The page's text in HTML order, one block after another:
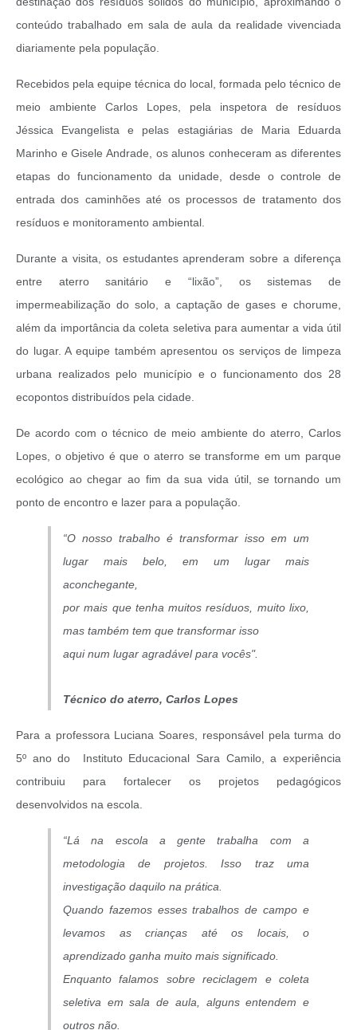
conteúdo trabalhado em sala de aula da realidade vivenciada
diariamente pela população.
Recebidos pela equipe técnica do local, formada pelo técnico de
meio ambiente Carlos Lopes, pela inspetora de resíduos
Jéssica Evangelista e pelas estagiárias de Maria Eduarda
Marinho e Gisele Andrade, os alunos conheceram as diferentes
etapas do funcionamento da unidade, desde o controle de
entrada dos caminhões até os processos de tratamento dos
resíduos e monitoramento ambiental.
Durante a visita, os estudantes aprenderam sobre a diferença
entre aterro sanitário e “lixão”, os sistemas de
impermeabilização do solo, a captação de gases e chorume,
além da importância da coleta seletiva para aumentar a vida útil
do lugar. A equipe também apresentou os serviços de limpeza
urbana realizados pelo município e o funcionamento dos 28
ecopontos distribuídos pela cidade.
De acordo com o técnico de meio ambiente do aterro, Carlos
Lopes, o objetivo é que o aterro se transforme em um parque
ecológico ao chegar ao fim da sua vida útil, se tornando um
ponto de encontro e lazer para a população.
“O nosso trabalho é transformar isso em um
lugar mais belo, em um lugar mais
aconchegante,
por mais que tenha muitos resíduos, muito lixo,
mas também tem que transformar isso
aqui num lugar agradável para vocês".
Técnico do aterro, Carlos Lopes
Para a professora Luciana Soares, responsável pela turma do
5º ano do Instituto Educacional Sara Camilo, a experiência
contribuiu para fortalecer os projetos pedagógicos
desenvolvidos na escola.
“Lá na escola a gente trabalha com a
metodologia de projetos. Isso traz uma
investigação daquilo na prática.
Quando fazemos esses trabalhos de campo e
levamos as crianças até os locais, o
aprendizado ganha muito mais significado.
Enquanto falamos sobre reciclagem e coleta
seletiva em sala de aula, alguns entendem e
outros não.